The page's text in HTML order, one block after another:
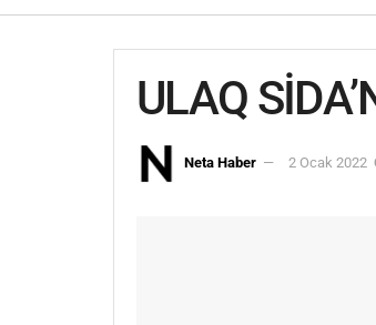
ULAQ
Neta Haber 2 Ocak 2022